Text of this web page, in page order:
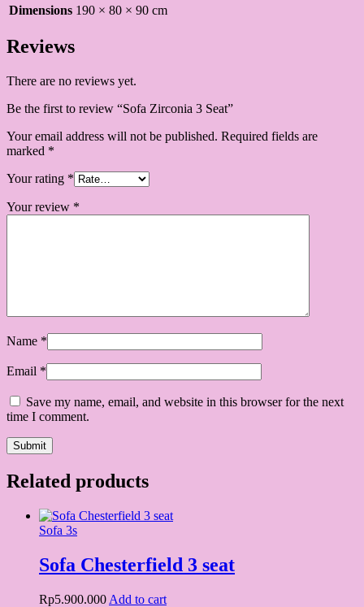
Dimensions 190 × 80 × 90 cm
Reviews
There are no reviews yet.
Be the first to review “Sofa Zirconia 3 Seat”
Your email address will not be published. Required fields are
marked *
Your rating *
Your review *
Name *
Email *
Save my name, email, and website in this browser for the next
time I comment.
Related products
Sofa 3s
Sofa Chesterfield 3 seat
Rp5.900.000 Add to cart